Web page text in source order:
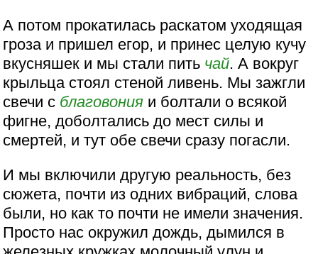
А потом прокатилась раскатом уходящая
гроза и пришел егор, и принес целую кучу
вкусняшек и мы стали пить чай. А вокруг
крыльца стоял стеной ливень. Мы зажгли
свечи с благовония и болтали о всякой
фигне, доболтались до мест силы и
смертей, и тут обе свечи сразу погасли.
И мы включили другую реальность, без
сюжета, почти из одних вибраций, слова
были, но как то почти не имели значения.
Просто нас окружил дождь, дымился в